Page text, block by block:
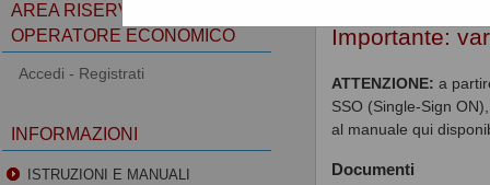
Importante:
ATTENZIONE: a
SSO (Single-Sign
al manuale qui
Documenti
AREA RISERVATA
OPERATORE ECONOMICO
Accedi - Registrati
INFORMAZIONI
ISTRUZIONI E MANUALI